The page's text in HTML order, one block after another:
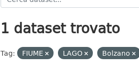
1 dataset trovato
Tag: FIUME LAGO Bolzano